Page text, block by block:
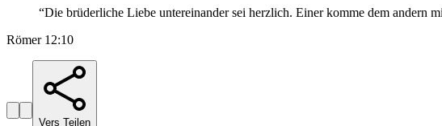
“Die brüderliche Liebe untereinander sei herzlich. Einer komme dem andern
Römer 12:10
Vers Teilen